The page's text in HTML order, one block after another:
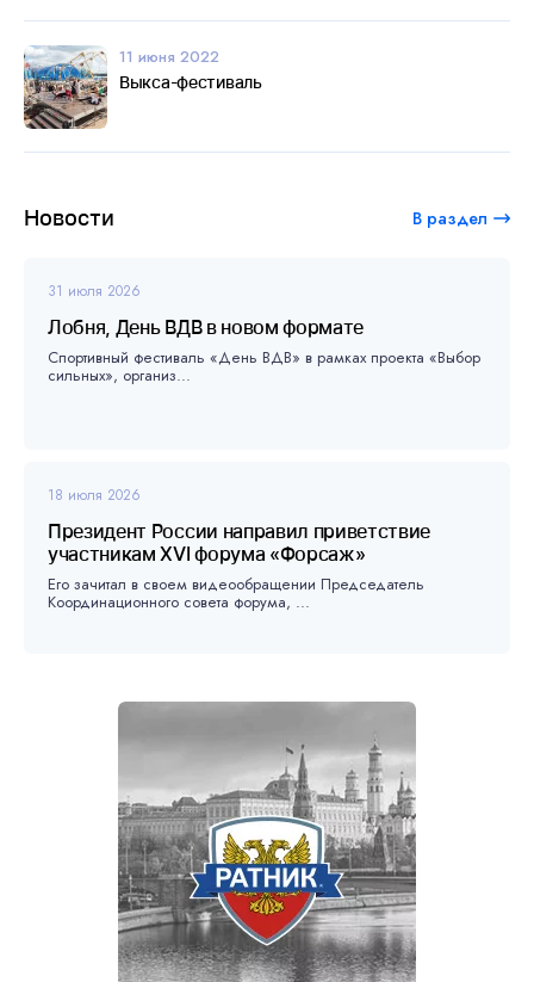
Новости В раздел
31 июля 2026
Лобня, День ВДВ в новом формате
Спортивный фестиваль «День ВДВ» в рамках проекта «Выбор
сильных», организ...
18 июля 2026
Президент России направил приветствие
участникам XVI форума «Форсаж»
Его зачитал в своем видеообращении Председатель
Координационного совета форума, ...
11 июня 2022
Выкса-фестиваль